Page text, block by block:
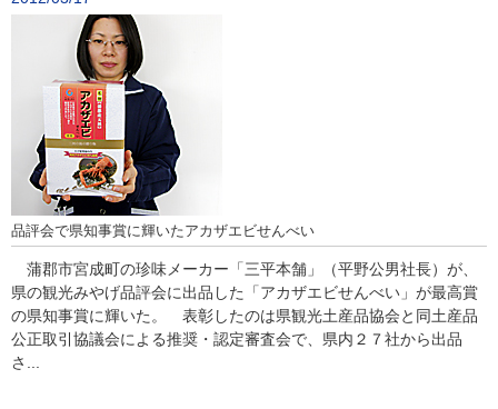
品評会で県知事賞に輝いたアカザエビせんべい
蒲郡市宮成町の珍味メーカー「三平本舗」（平野公男社長）が、
県の観光みやげ品評会に出品した「アカザエビせんべい」が最高賞
の県知事賞に輝いた。 表彰したのは県観光土産品協会と同土産品
公正取引協議会による推奨・認定審査会で、県内２７社から出品
さ...